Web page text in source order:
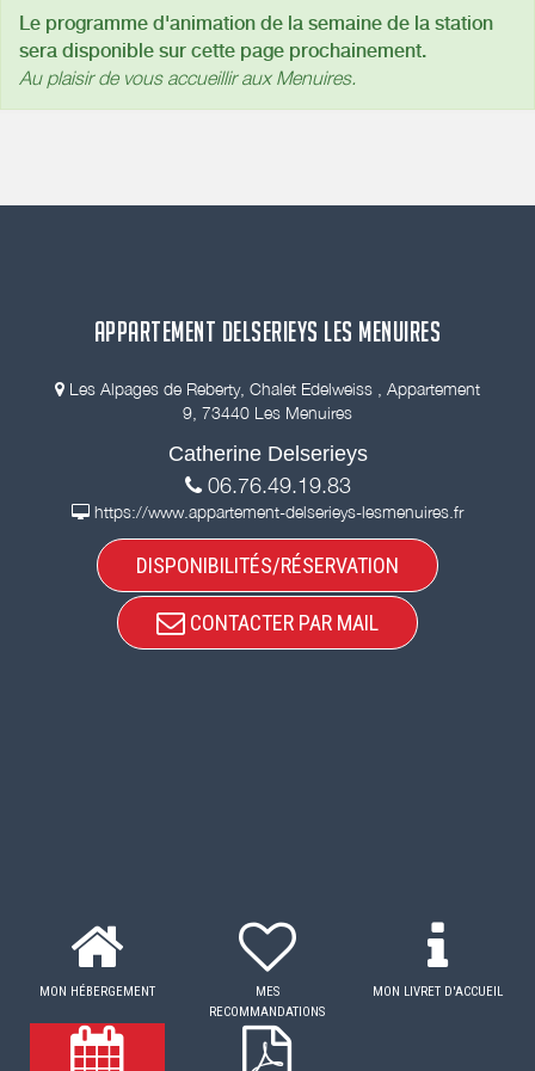
Le programme d'animation de la semaine de la station
sera disponible sur cette page prochainement.
Au plaisir de vous accueillir aux Menuires.
APPARTEMENT DELSERIEYS LES MENUIRES
Les Alpages de Reberty, Chalet Edelweiss , Appartement
9, 73440 Les Menuires
Catherine Delserieys
06.76.49.19.83
https://www.appartement-delserieys-lesmenuires.fr
DISPONIBILITÉS/RÉSERVATION
CONTACTER PAR MAIL
MON HÉBERGEMENT
MES
RECOMMANDATIONS
MON LIVRET D'ACCUEIL